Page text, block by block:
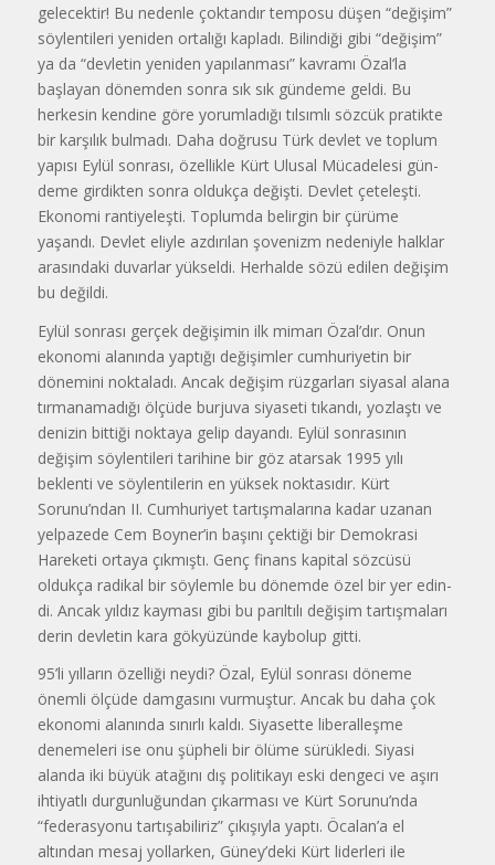
gelecektir! Bu nedenle çoktandır temposu düşen “değişim”
söylentileri yeniden ortalığı kapladı. Bilindiği gibi “değişim”
ya da “devletin yeniden yapılanması” kavramı Özal’la
başlayan dönemden sonra sık sık gün­deme geldi. Bu
herkesin kendine göre yorumladığı tılsımlı sözcük pratikte
bir karşılık bulmadı. Daha doğrusu Türk devlet ve toplum
yapısı Eylül sonrası, özellikle Kürt Ulusal Mücadelesi gün­
deme girdikten sonra oldukça değişti. Devlet çeteleşti.
Ekonomi rantiyeleşti. Toplumda belirgin bir çürüme
yaşandı. Devlet eliyle azdırılan şovenizm nedeniyle halklar
arasındaki duvarlar yükseldi. Herhalde sözü edilen değişim
bu değildi.
Eylül sonrası gerçek değişimin ilk mimarı Özal’dır. Onun
ekonomi alanın­da yaptığı değişimler cumhuriyetin bir
dönemini noktaladı. Ancak değişim rüz­garları siyasal alana
tırmanamadığı ölçüde burjuva siyaseti tıkandı, yozlaştı ve
denizin bittiği noktaya gelip dayandı. Eylül sonrasının
değişim söylentileri tari­hine bir göz atarsak 1995 yılı
beklenti ve söylentilerin en yüksek noktasıdır. Kürt
Sorunu’ndan II. Cumhuriyet tartış­malarına kadar uzanan
yelpazede Cem Boyner’in başını çektiği bir Demokrasi
Hareketi ortaya çıkmıştı. Genç finans kapital sözcüsü
oldukça radikal bir söylemle bu dönemde özel bir yer edin­
di. Ancak yıldız kayması gibi bu parıltılı değişim tartışmaları
derin devletin kara gökyüzünde kaybolup gitti.
95’li yılların özelliği neydi? Özal, Eylül sonrası döneme
önemli ölçüde damgasını vurmuştur. Ancak bu daha çok
ekonomi alanında sınırlı kaldı. Siyasette liberalleşme
denemeleri ise onu şüpheli bir ölüme sürükledi. Siyasi
alanda iki büyük atağını dış politikayı eski dengeci ve aşırı
ihtiyatlı durgun­luğundan çıkarması ve Kürt Sorunu’nda
“federasyonu tartışabiliriz” çıkışıyla yaptı. Öcalan’a el
altından mesaj yol­larken, Güney’deki Kürt liderleri ile